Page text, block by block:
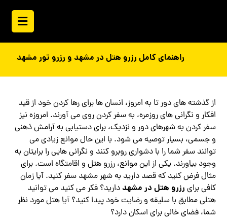
راهنمای کامل رزرو هتل در مشهد و رزرو تور مشهد
از گذشته های دور تا به امروز، انسان ها برای رها کردن خود از قید
افکار و نگرانی های روزمره، به سفر کردن روی می آورند. امروزه نیز
سفر کردن به شهرهای دور و نزدیک، برای دستیابی به آرامش ذهنی
و جسمی، بسیار توصیه می شود. با این حال موانع زیادی می
توانند سفر شما را با دشواری روبرو کنند و نگرانی هایی را برایتان به
وجود بیاورند. یکی از این موانع، رزرو هتل و اقامتگاه است. برای
مثال فرض کنید که قصد دارید به شهر مشهد سفر کنید. آیا زمان
کافی برای رزرو هتل در مشهد دارید؟ فکر می کنید می توانید
هتلی مطابق با سلیقه و رضایت خود پیدا کنید؟ آیا هتل مورد نظر
شما، فضای خالی برای اسکان دارد؟